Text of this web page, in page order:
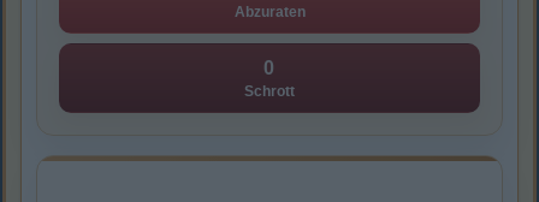
Abzuraten
0
Schrott